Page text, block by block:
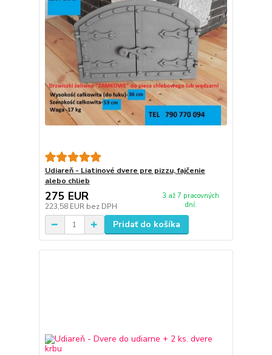
Udiareň - Liatinové dvere pre pizzu, fajčenie
alebo chlieb
275 EUR
223,58 EUR bez DPH
3 až 7 pracovných
dní.
Pridať do košíka